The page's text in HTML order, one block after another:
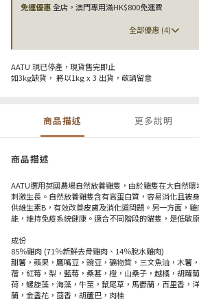
免運優惠全店，澳門專用滿HK$800免運費
全部優惠 (4)
AATU 現已停產，現貨售完即止
如3kg缺貨， 將以1kg x 3 出貨，敬請留意
商品描述 更多說明
商品描述
AATU選用英國農場自然放養雞隻，由於雞隻在大自然
刺激生長。自然放養雞隻含有高蛋白質，容易消化且被
供維生素B，有效改善皮膚及消化道問題。另一方面，
能，維持免疫系統健康。適合不同階段的貓隻，是低敏
成份
85％雞肉 (71％新鮮去骨雞肉、14％脫水雞肉)
甜薯，蘋果，鷹嘴豆，豌豆，礦物質，三文魚油，木薯
蓿，紅莓，梨，藍莓，桑葚，橙，山桑子，越橘，胡蘿
荷，螺旋藻，海藻，牛至，鼠尾草，馬鬱蘭，百里香，
蘭，金盞花，茴香，胡蘆巴，肉桂